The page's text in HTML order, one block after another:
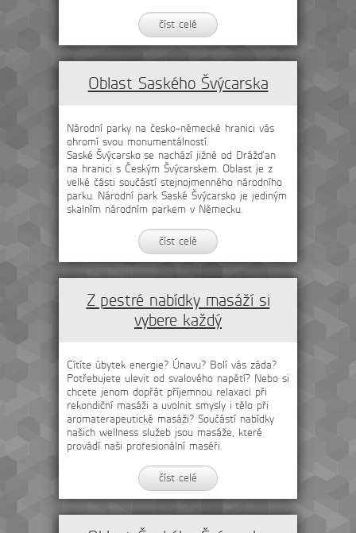
číst celé
Oblast Saského Švýcarska
Národní parky na česko-německé hranici vás
ohromí svou monumentálností.
Saské Švýcarsko se nachází jižně od Drážďan
na hranici s Českým Švýcarskem. Oblast je z
velké části součástí stejnojmenného národního
parku. Národní park Saské Švýcarsko je jediným
skalním národním parkem v Německu.
číst celé
Z pestré nabídky masáží si
vybere každý
Cítíte úbytek energie? Únavu? Bolí vás záda?
Potřebujete ulevit od svalového napětí? Nebo si
chcete jenom dopřát příjemnou relaxaci při
rekondiční masáži a uvolnit smysly i tělo při
aromaterapeutické masáži? Součástí nabídky
našich wellness služeb jsou masáže, které
provádí naši profesionální maséři.
číst celé